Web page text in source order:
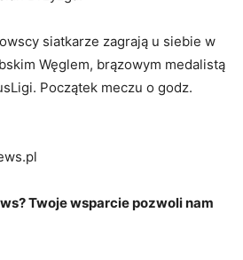
siatkarze zagrają u siebie w
Węglem, brązowym medalistą
Początek meczu o godz.
Twoje wsparcie pozwoli nam